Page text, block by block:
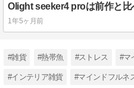
1年5ヶ月前
#雑貨 #熱帯魚 #ストレス #マ
#インテリア雑貨 #マインドフルネ